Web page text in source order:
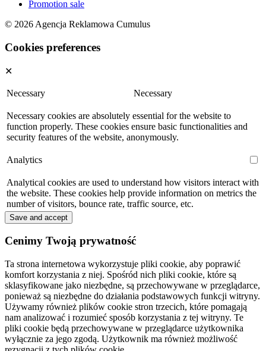
Promotion sale
© 2026 Agencja Reklamowa Cumulus
Cookies preferences
✕
Necessary Necessary
Necessary cookies are absolutely essential for the website to
function properly. These cookies ensure basic functionalities and
security features of the website, anonymously.
Analytics
Analytical cookies are used to understand how visitors interact with
the website. These cookies help provide information on metrics the
number of visitors, bounce rate, traffic source, etc.
Save and accept
Cenimy Twoją prywatność
Ta strona internetowa wykorzystuje pliki cookie, aby poprawić
komfort korzystania z niej. Spośród nich pliki cookie, które są
sklasyfikowane jako niezbędne, są przechowywane w przeglądarce,
ponieważ są niezbędne do działania podstawowych funkcji witryny.
Używamy również plików cookie stron trzecich, które pomagają
nam analizować i rozumieć sposób korzystania z tej witryny. Te
pliki cookie będą przechowywane w przeglądarce użytkownika
wyłącznie za jego zgodą. Użytkownik ma również możliwość